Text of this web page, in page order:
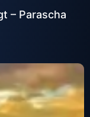
– Parascha